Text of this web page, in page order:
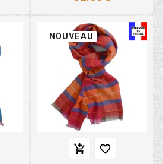
NOUVEAU
 